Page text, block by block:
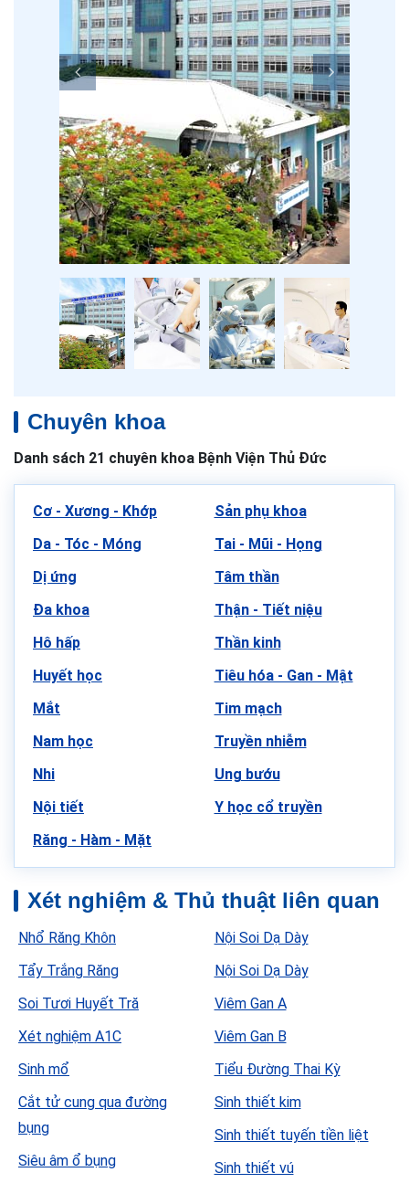
Chuyên khoa
Danh sách 21 chuyên khoa Bệnh Viện Thủ Đức
Cơ - Xương - Khớp
Da - Tóc - Móng
Dị ứng
Đa khoa
Hô hấp
Huyết học
Mắt
Nam học
Nhi
Nội tiết
Răng - Hàm - Mặt
Sản phụ khoa
Tai - Mũi - Họng
Tâm thần
Thận - Tiết niệu
Thần kinh
Tiêu hóa - Gan - Mật
Tim mạch
Truyền nhiễm
Ung bướu
Y học cổ truyền
Xét nghiệm & Thủ thuật liên quan
Nhổ Răng Khôn
Tẩy Trắng Răng
Soi Tươi Huyết Tră
Xét nghiệm A1C
Sinh mổ
Cắt tử cung qua đường
bụng
Siêu âm ổ bụng
Nội Soi Dạ Dày
Nội Soi Dạ Dày
Viêm Gan A
Viêm Gan B
Tiểu Đường Thai Kỳ
Sinh thiết kim
Sinh thiết tuyến tiền liệt
Sinh thiết vú